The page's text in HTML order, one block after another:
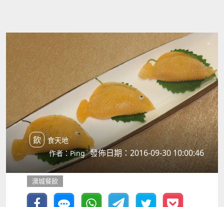
飲食天地
作者：Ping 發佈日期：2016-09-30 10:00:46
澳城餐飲